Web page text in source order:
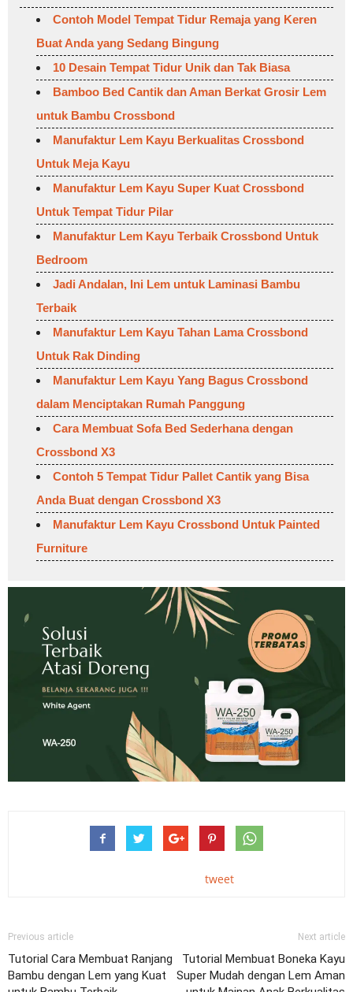
Contoh Model Tempat Tidur Remaja yang Keren
Buat Anda yang Sedang Bingung
10 Desain Tempat Tidur Unik dan Tak Biasa
Bamboo Bed Cantik dan Aman Berkat Grosir Lem
untuk Bambu Crossbond
Manufaktur Lem Kayu Berkualitas Crossbond
Untuk Meja Kayu
Manufaktur Lem Kayu Super Kuat Crossbond
Untuk Tempat Tidur Pilar
Manufaktur Lem Kayu Terbaik Crossbond Untuk
Bedroom
Jadi Andalan, Ini Lem untuk Laminasi Bambu
Terbaik
Manufaktur Lem Kayu Tahan Lama Crossbond
Untuk Rak Dinding
Manufaktur Lem Kayu Yang Bagus Crossbond
dalam Menciptakan Rumah Panggung
Cara Membuat Sofa Bed Sederhana dengan
Crossbond X3
Contoh 5 Tempat Tidur Pallet Cantik yang Bisa
Anda Buat dengan Crossbond X3
Manufaktur Lem Kayu Crossbond Untuk Painted
Furniture
tweet
Previous article
Tutorial Cara Membuat Ranjang
Bambu dengan Lem yang Kuat
Next article
Tutorial Membuat Boneka Kayu
Super Mudah dengan Lem Aman